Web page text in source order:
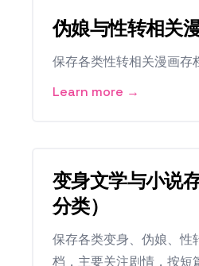
伪娘与性转相关
保存各类性转相关漫画存
Learn more →
变身文学与小说
分类）
保存各类变身、伪娘、性
档，主要关注剧情，按短